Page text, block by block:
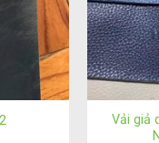
đã quan tâm đến
Quý khách hàng vui
room và cửa hàng:
Vải giả